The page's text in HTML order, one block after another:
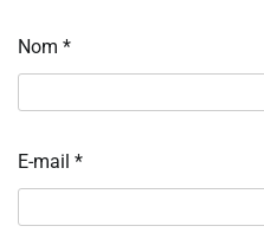
Nom *
E-mail *